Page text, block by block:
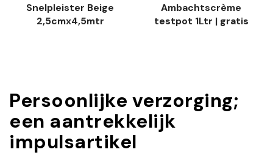
Snelpleister Beige
2,5cmx4,5mtr
Ambachtscrème
testpot 1Ltr | gratis
Persoonlijke verzorging;
een aantrekkelijk
impulsartikel